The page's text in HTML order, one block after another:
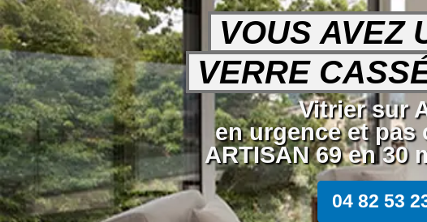
VOUS AVEZ
VERRE
Vitrier sur
en urgence et pas
ARTISAN 69 en 30
04 82 53